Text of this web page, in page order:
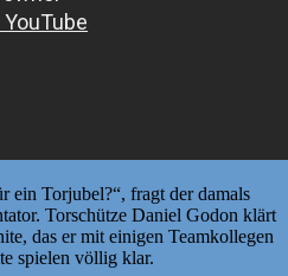
ein Torjubel?“, fragt der damals
Torschütze Daniel Godon klärt
das er mit einigen Teamkollegen
spielen völlig klar.